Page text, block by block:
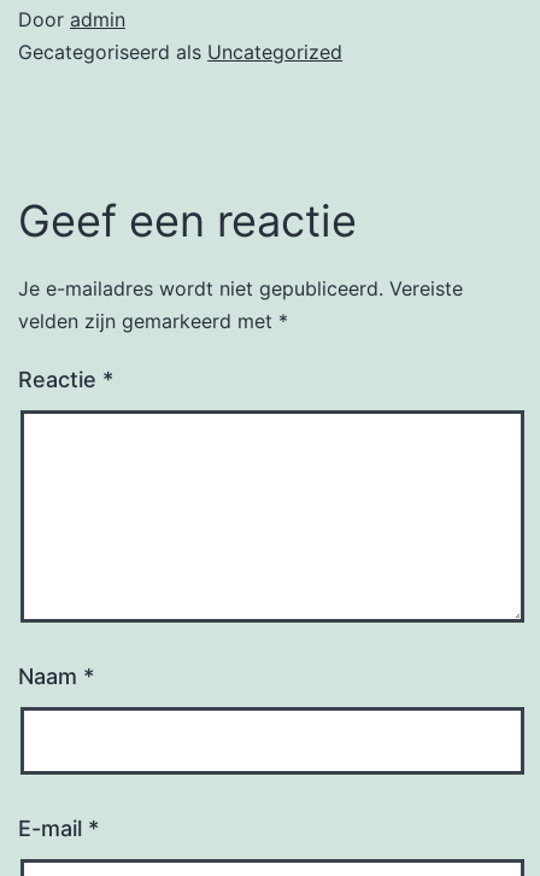
Door admin
Gecategoriseerd als Uncategorized
Geef een reactie
Je e-mailadres wordt niet gepubliceerd. Vereiste
velden zijn gemarkeerd met *
Reactie *
Naam *
E-mail *